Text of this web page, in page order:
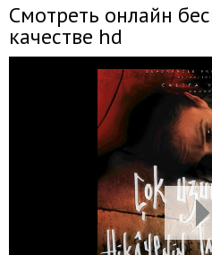
Смотреть онлайн
качестве hd